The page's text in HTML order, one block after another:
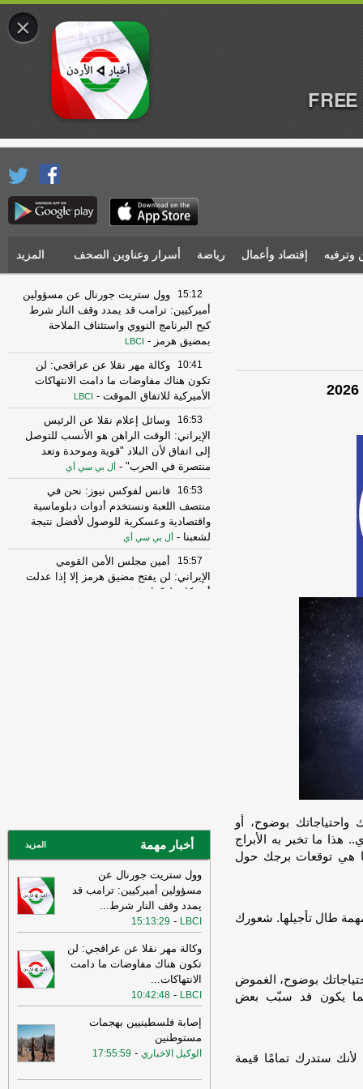
وترفيه إقتصاد وأعمال رياضة أسرار وعناوين الصحف المزيد
بوضوح، أو
هذا ما تخبر به الأبراج
هي توقعات برجك حول
طال تأجيلها. شعورك
بوضوح، الغموض
يكون قد سبّب بعض
ستدرك تمامًا قيمة
15:12
وول ستريت جورنال عن مسؤولين
أميركيين: ترامب قد يمدد وقف النار شرط
كبح البرنامج النووي واستئناف الملاحة
بمضيق هرمز -
LBCI
10:41
وكالة مهر نقلا عن عراقجي: لن
تكون هناك مفاوضات ما دامت الانتهاكات
الأميركية للاتفاق الموقت -
LBCI
16:53
وسائل إعلام نقلا عن الرئيس
الإيراني: الوقت الراهن هو الأنسب للتوصل
إلى اتفاق لأن البلاد "قوية وموحدة وتعد
منتصرة في الحرب" - أل بي سي أي
16:53
فانس لفوكس نيوز: نحن في
منتصف اللعبة ونستخدم أدوات دبلوماسية
واقتصادية وعسكرية للوصول لأفضل نتيجة
لشعبنا - أل بي سي أي
15:57
أمين مجلس الأمن القومي
الإيراني: لن يفتح مضيق هرمز إلا إذا عدلت
أميركا سلوكها
الإيراني-الجديد
09:35
واس: ولي العهد السعودي أكد
لترامب أهمية بذل كافة الجهود الممكنة
لتحقيق التهدئة التي تمهد الطريق لحلول
دبلوماسية وضرورة تغليب لغة الحوار لخفض
التصعيد-
خارج الشرق الأوسط أن يعيدوا النظر في
السفر إلى المنطقة-
LBCI
16:21
ترامب: ضرباتنا ضد إيران
مستمرة ولن يكون أمامها سوى التراجع-
لبنانون 24
16:30
أمين الجامعة العربية: نحذر من
إقدام بعض الأطراف من محاولات جبانة
لتوسيع رقعة الصراع-لبنانون 24
أخبار مهمة المزيد
وول ستريت جورنال عن
مسؤولين أميركيين: ترامب قد
يمدد وقف النار شرط...
LBCI
-
15:13:29
وكالة مهر نقلا عن عراقجي: لن
تكون هناك مفاوضات ما دامت
الانتهاكات...
LBCI
-
10:42:48
إصابة فلسطينيين بهجمات
مستوطنين
الوكيل الاخباري -
17:55:59
×